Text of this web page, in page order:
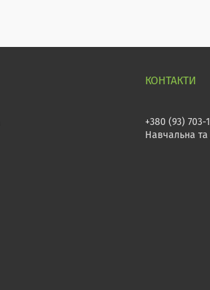
+380 (93) 703-
Навчальна та